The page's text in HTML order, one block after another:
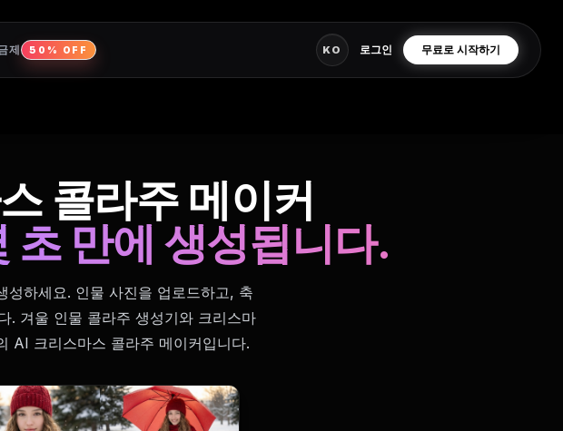
제 50% OFF KO 로그인 무료로 시작하기
콜라주 메이커
초 만에 생성됩니다.
하세요. 인물 사진을 업로드하고, 축
. 겨울 인물 콜라주 생성기와 크리스마
AI 크리스마스 콜라주 메이커입니다.